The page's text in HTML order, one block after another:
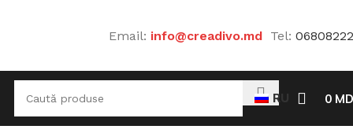
Email: info@creadivo.md Tel:
RU 0